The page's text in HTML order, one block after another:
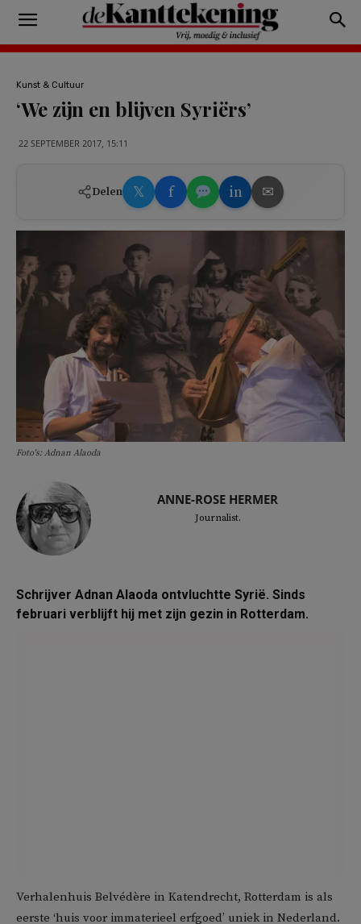
Kunst & Cultuur
‘We zijn en blijven Syriërs’
22 SEPTEMBER 2017, 15:11
Delen 𝕏 f in ✉
Foto's: Adnan Alaoda
ANNE-ROSE HERMER
Journalist.
Schrijver Adnan Alaoda ontvluchtte Syrië. Sinds
februari verblijft hij met zijn gezin in Rotterdam.
Verhalenhuis Belvédère in Katendrecht, Rotterdam is als
eerste ‘huis voor immaterieel erfgoed’ uniek in Nederland.